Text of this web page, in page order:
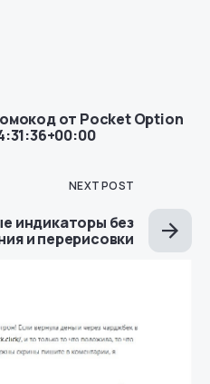
от Pocket Option
NEXT POST
индикаторы без
и перерисовки